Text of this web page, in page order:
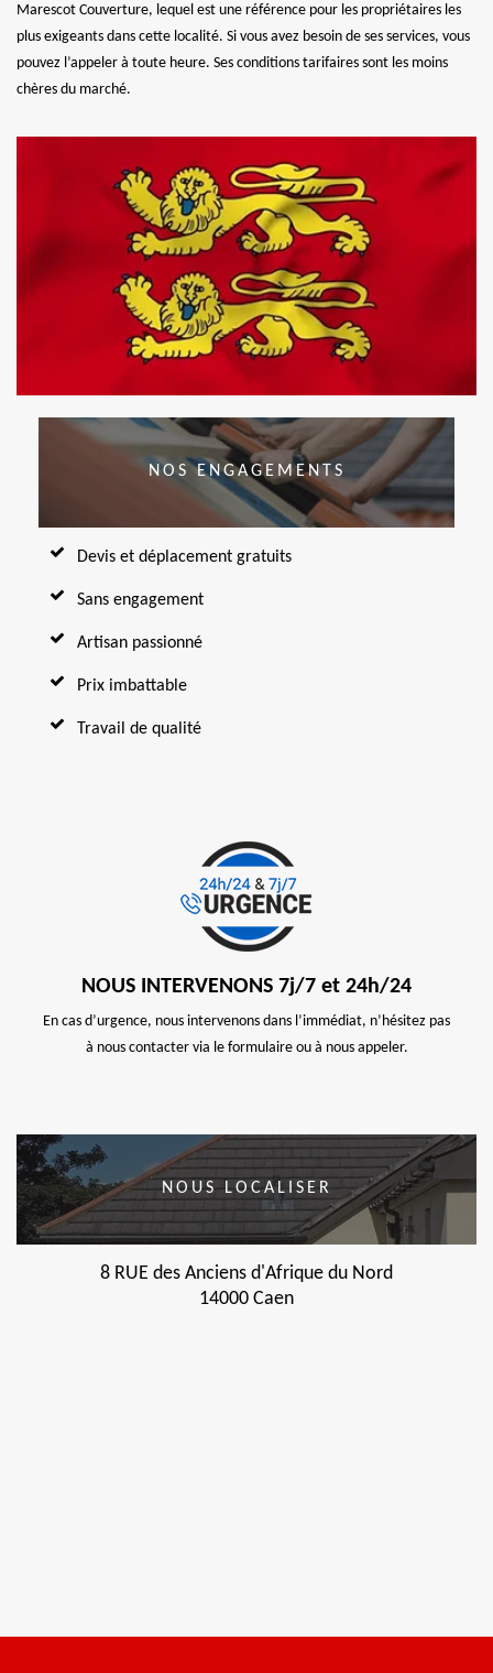
Marescot Couverture, lequel est une référence pour les propriétaires les
plus exigeants dans cette localité. Si vous avez besoin de ses services, vous
pouvez l’appeler à toute heure. Ses conditions tarifaires sont les moins
chères du marché.
NOS ENGAGEMENTS
Devis et déplacement gratuits
Sans engagement
Artisan passionné
Prix imbattable
Travail de qualité
NOUS INTERVENONS 7j/7 et 24h/24
En cas d’urgence, nous intervenons dans l’immédiat, n’hésitez pas
à nous contacter via le formulaire ou à nous appeler.
NOUS LOCALISER
8 RUE des Anciens d'Afrique du Nord
14000 Caen